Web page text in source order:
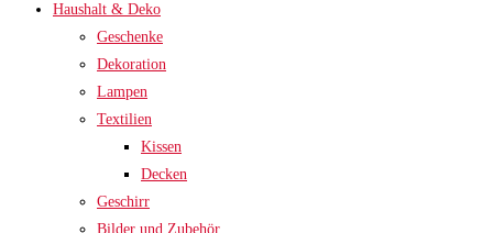
Haushalt & Deko
Geschenke
Dekoration
Lampen
Textilien
Kissen
Decken
Geschirr
Bilder und Zubehör